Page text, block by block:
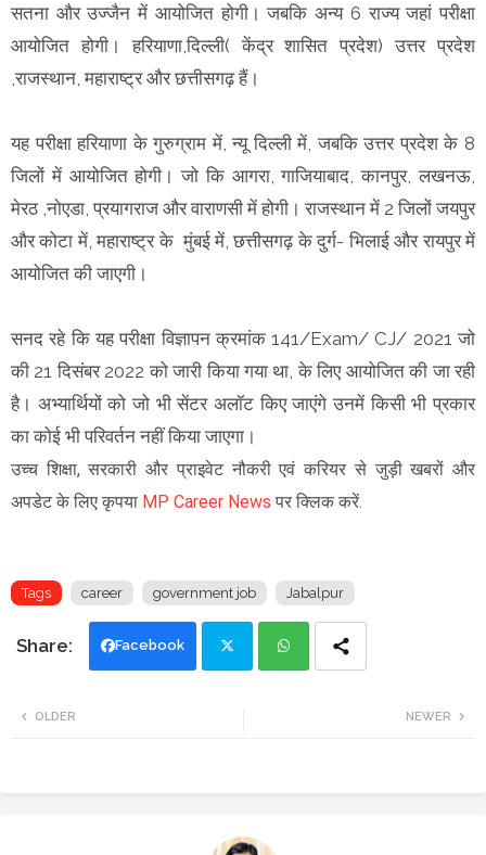
सतना और उज्जैन में आयोजित होगी। जबकि अन्य 6 राज्य जहां परीक्षा
आयोजित होगी। हरियाणा,दिल्ली( केंद्र शासित प्रदेश) उत्तर प्रदेश
,राजस्थान, महाराष्ट्र और छत्तीसगढ़ हैं।
यह परीक्षा हरियाणा के गुरुग्राम में, न्यू दिल्ली में, जबकि उत्तर प्रदेश के 8
जिलों में आयोजित होगी। जो कि आगरा, गाजियाबाद, कानपुर, लखनऊ,
मेरठ ,नोएडा, प्रयागराज और वाराणसी में होगी। राजस्थान में 2 जिलों जयपुर
और कोटा में, महाराष्ट्र के मुंबई में, छत्तीसगढ़ के दुर्ग- भिलाई और रायपुर में
आयोजित की जाएगी।
सनद रहे कि यह परीक्षा विज्ञापन क्रमांक 141/Exam/ CJ/ 2021 जो
की 21 दिसंबर 2022 को जारी किया गया था, के लिए आयोजित की जा रही
है। अभ्यार्थियों को जो भी सेंटर अलॉट किए जाएंगे उनमें किसी भी प्रकार
का कोई भी परिवर्तन नहीं किया जाएगा।
उच्च शिक्षा, सरकारी और प्राइवेट नौकरी एवं करियर से जुड़ी खबरों और
अपडेट के लिए कृपया MP Career News पर क्लिक करें.
Tags career government job Jabalpur
Facebook
NEWER
OLDER